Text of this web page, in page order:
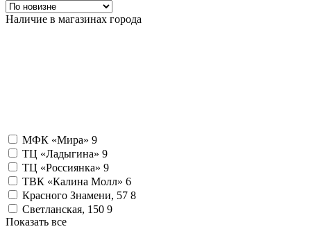
Наличие в магазинах города
МФК «Мира» 9
ТЦ «Ладыгина» 9
ТЦ «Россиянка» 9
ТВК «Калина Молл» 6
Красного Знамени, 57 8
Светланская, 150 9
Показать все